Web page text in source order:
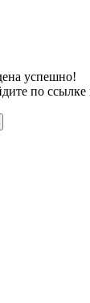
успешно!
по ссылке